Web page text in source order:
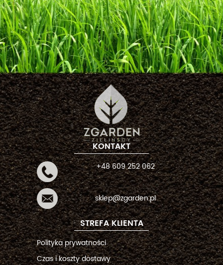
KONTAKT
+48 609 252 062
sklep@zgarden.pl
STREFA KLIENTA
Polityka prywatności
Czas i koszty dostawy